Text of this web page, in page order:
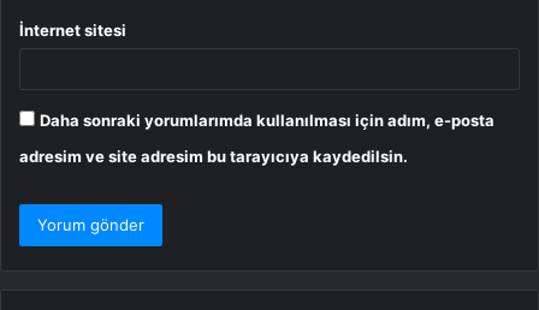
İnternet sitesi
Daha sonraki yorumlarımda kullanılması için adım, e-posta
adresim ve site adresim bu tarayıcıya kaydedilsin.